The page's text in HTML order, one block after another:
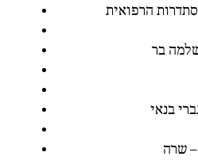
בר
בנאי